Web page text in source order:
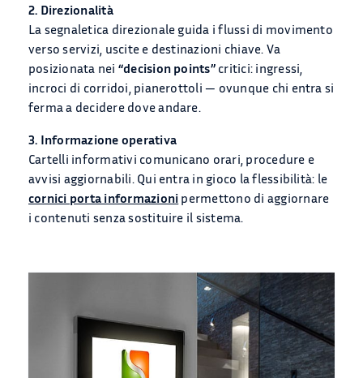
CATALOGO
2. Direzionalità
La segnaletica direzionale guida i flussi di movimento
verso servizi, uscite e destinazioni chiave. Va
posizionata nei “decision points”critici: ingressi,
incroci di corridoi, pianerottoli — ovunque chi entra si
ferma a decidere dove andare.
3. Informazione operativa
Cartelli informativi comunicano orari, procedure e
avvisi aggiornabili. Qui entra in gioco la flessibilità: le
cornici porta informazioni permettono di aggiornare
i contenuti senza sostituire il sistema.